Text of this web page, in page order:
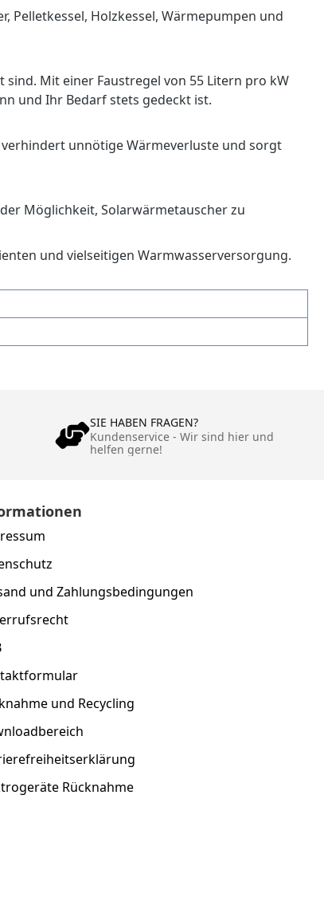
Pelletkessel, Holzkessel, Wärmepumpen und
Mit einer Faustregel von 55 Litern pro kW
und Ihr Bedarf stets gedeckt ist.
unnötige Wärmeverluste und sorgt
Möglichkeit, Solarwärmetauscher zu
und vielseitigen Warmwasserversorgung.
SIE HABEN FRAGEN?
Kundenservice - Wir sind hier und
helfen gerne!
und Zahlungsbedingungen
und Recycling
Rücknahme